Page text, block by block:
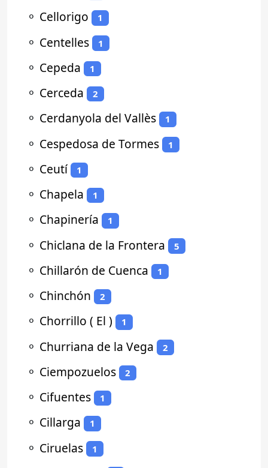
⚬ Cellorigo 1
⚬ Centelles 1
⚬ Cepeda 1
⚬ Cerceda 2
⚬ Cerdanyola del Vallès 1
⚬ Cespedosa de Tormes 1
⚬ Ceutí 1
⚬ Chapela 1
⚬ Chapinería 1
⚬ Chiclana de la Frontera 5
⚬ Chillarón de Cuenca 1
⚬ Chinchón 2
⚬ Chorrillo ( El ) 1
⚬ Churriana de la Vega 2
⚬ Ciempozuelos 2
⚬ Cifuentes 1
⚬ Cillarga 1
⚬ Ciruelas 1